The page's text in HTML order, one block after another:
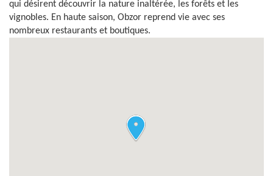
qui désirent découvrir la nature inaltérée, les forêts et les
vignobles. En haute saison, Obzor reprend vie avec ses
nombreux restaurants et boutiques.